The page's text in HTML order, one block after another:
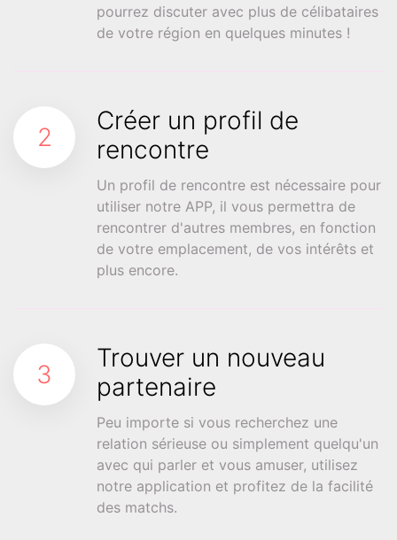
pourrez discuter avec plus de célibataires
de votre région en quelques minutes !
2
Créer un profil de
rencontre
Un profil de rencontre est nécessaire pour
utiliser notre APP, il vous permettra de
rencontrer d'autres membres, en fonction
de votre emplacement, de vos intérêts et
plus encore.
3
Trouver un nouveau
partenaire
Peu importe si vous recherchez une
relation sérieuse ou simplement quelqu'un
avec qui parler et vous amuser, utilisez
notre application et profitez de la facilité
des matchs.